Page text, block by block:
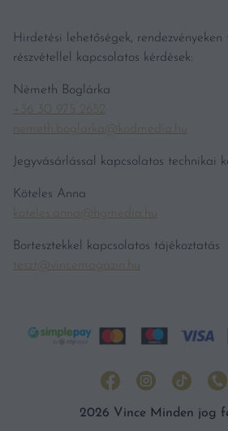
Hirdetési lehetőségek,
részvétellel kapcsolatos kérdések:
Németh Boglárka
+36 30 975 2652
nemeth.boglarka@kodmedia.hu
Jegyvásárlással kapcsolatos technikai
Köteles Anna
koteles.anna@hgmedia.hu
Bortesztekkel kapcsolatos tájékoztatás
teszt@vincemagazin.hu
2026 Vince Minden jog